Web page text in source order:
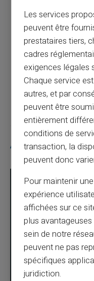
Revolut
espèces : ce
Articles similaires
Les services
peuvent être
prestataires tiers,
cadres
exigences légales
Chaque service
autres, et par
peuvent être
entièrement
conditions de
transaction, la
peuvent donc
Pour maintenir
expérience
affichées sur ce
plus
sein de notre
peuvent ne pas
spécifiques
juridiction.